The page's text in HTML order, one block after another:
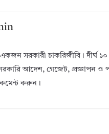
সরকারী চাকরিজীবি। দীর্ঘ
আদেশ, গেজেট, প্রজ্ঞাপন ও
কমেন্ট করুন।